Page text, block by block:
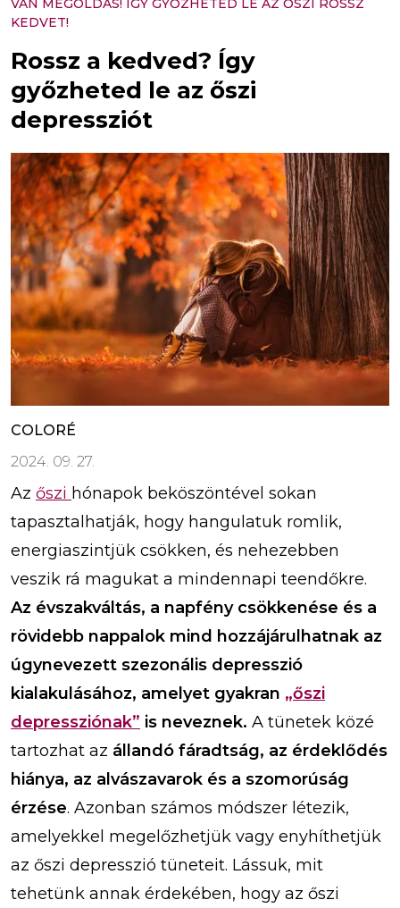
VAN MEGOLDÁS! ÍGY GYŐZHETED LE AZ ŐSZI ROSSZ
KEDVET!
Rossz a kedved? Így
győzheted le az őszi
depressziót
COLORÉ
2024. 09. 27.
Az őszi hónapok beköszöntével sokan
tapasztalhatják, hogy hangulatuk romlik,
energiaszintjük csökken, és nehezebben
veszik rá magukat a mindennapi teendőkre.
Az évszakváltás, a napfény csökkenése és a
rövidebb nappalok mind hozzájárulhatnak az
úgynevezett szezonális depresszió
kialakulásához, amelyet gyakran „őszi
depressziónak” is neveznek. A tünetek közé
tartozhat az állandó fáradtság, az érdeklődés
hiánya, az alvászavarok és a szomorúság
érzése. Azonban számos módszer létezik,
amelyekkel megelőzhetjük vagy enyhíthetjük
az őszi depresszió tüneteit. Lássuk, mit
tehetünk annak érdekében, hogy az őszi